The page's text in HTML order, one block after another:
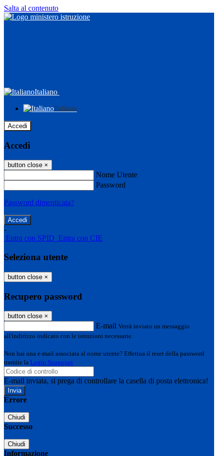
Salta al contenuto
Italiano
Italiano
Accedi
Accedi
button close ×
Nome Utente
Password
Password dimenticata?
-
Entra con SPID Entra con CIE
Seleziona utente
button close ×
Recupero password
button close ×
E-mail Verrà inviato un messaggio
all'indirizzo indicato con le istruzioni necessarie.
Non hai una e-mail associata al nome utente? Effettua il reset della password
tramite la Login Spaggiari
E-mail inviata, si prega di controllare la casella di posta elettronica!
Errore
Chiudi
Successo
Chiudi
Informazione